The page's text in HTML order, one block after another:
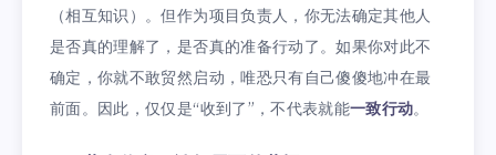
（相互知识）。但作为项目负责人，你无法确定其他人
是否真的理解了，是否真的准备行动了。如果你对此不
确定，你就不敢贸然启动，唯恐只有自己傻傻地冲在最
前面。因此，仅仅是“收到了”，不代表就能一致行动。